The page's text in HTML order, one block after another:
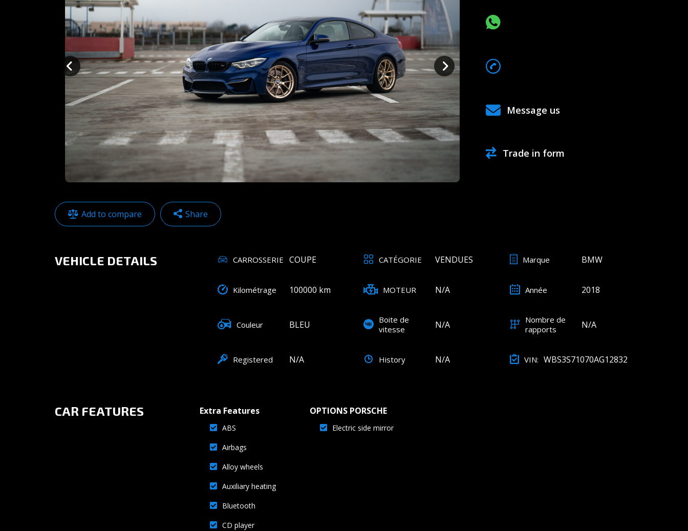
Add to compare Share
Facebook
Mastodon
Partager
Message us
Trade in form
VEHICLE DETAILS CARROSSERIE COUPE CATÉGORIE VENDUES Marque BMW
Kilométrage 100000 km MOTEUR N/A Année 2018
Couleur BLEU
Boite de
vitesse
N/A
Nombre de
rapports
N/A
Registered N/A History N/A VIN: WBS3S71070AG12832
CAR FEATURES Extra Features
ABS
Airbags
Alloy wheels
Auxiliary heating
Bluetooth
CD player
OPTIONS PORSCHE
Electric side mirror